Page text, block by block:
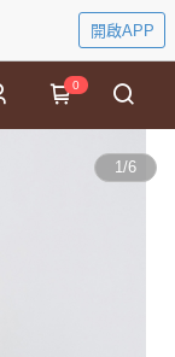
開啟APP
0
1/6